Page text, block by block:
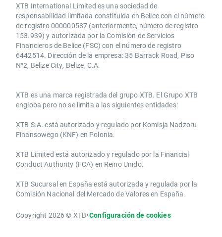
XTB International Limited es una sociedad de
responsabilidad limitada constituida en Belice con el número
de registro 000000587 (anteriormente, número de registro
153.939) y autorizada por la Comisión de Servicios
Financieros de Belice (FSC) con el número de registro
6442514. Dirección de la empresa: 35 Barrack Road, Piso
N°2, Belize City, Belize, C.A.
​​XTB es una marca registrada del grupo XTB. El Grupo XTB
engloba pero no se limita a las siguientes entidades:
XTB S.A.​ está autorizado y regulado por Komisja Nadzoru
Finansowego (KNF) ​en Polonia.
XTB Limited ​está autorizado y regulado por la ​Financial
Conduct Authority ​(FCA) en ​​Reino Unido.
XTB Sucursal en España está autorizada y regulada por la
Comisión Nacional del Mercado de Valores en España.
Copyright 2026 © XTB•Configuración de cookies